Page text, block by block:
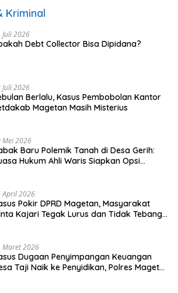
Kriminal
Juli 2026
Debt Collector Bisa Dipidana?
Juli 2026
Berlalu, Kasus Pembobolan Kantor
Magetan Masih Misterius
Mei 2026
Baru Polemik Tanah di Desa Gerih:
Hukum Ahli Waris Siapkan Opsi
April 2026
Pokir DPRD Magetan, Masyarakat
Kajari Tegak Lurus dan Tidak Tebang
Maret 2026
Dugaan Penyimpangan Keuangan
Taji Naik ke Penyidikan, Polres Magetan